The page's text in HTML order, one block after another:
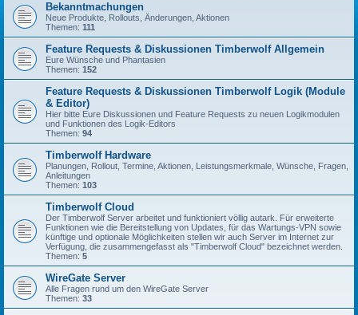
Bekanntmachungen
Neue Produkte, Rollouts, Änderungen, Aktionen
Themen: 111
Feature Requests & Diskussionen Timberwolf Allgemein
Eure Wünsche und Phantasien
Themen: 152
Feature Requests & Diskussionen Timberwolf Logik (Module
& Editor)
Hier bitte Eure Diskussionen und Feature Requests zu neuen Logikmodulen
und Funktionen des Logik-Editors
Themen: 94
Timberwolf Hardware
Planungen, Rollout, Termine, Aktionen, Leistungsmerkmale, Wünsche, Fragen,
Anleitungen
Themen: 103
Timberwolf Cloud
Der Timberwolf Server arbeitet und funktioniert völlig autark. Für erweiterte
Funktionen wie die Bereitstellung von Updates, für das Wartungs-VPN sowie
künftige und optionale Möglichkeiten stellen wir auch Server im Internet zur
Verfügung, die zusammengefasst als "Timberwolf Cloud" bezeichnet werden.
Themen: 5
WireGate Server
Alle Fragen rund um den WireGate Server
Themen: 33